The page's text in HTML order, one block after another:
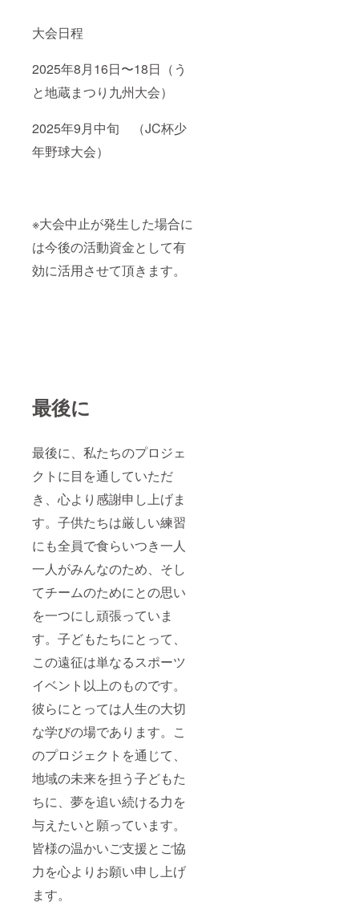
大会日程
2025年8月16日〜18日（う
と地蔵まつり九州大会）
2025年9月中旬 （JC杯少
年野球大会）
※大会中止が発生した場合に
は今後の活動資金として有
効に活用させて頂きます。
最後に
最後に、私たちのプロジェ
クトに目を通していただ
き、心より感謝申し上げま
す。子供たちは厳しい練習
にも全員で食らいつき一人
一人がみんなのため、そし
てチームのためにとの思い
を一つにし頑張っていま
す。子どもたちにとって、
この遠征は単なるスポーツ
イベント以上のものです。
彼らにとっては人生の大切
な学びの場であります。こ
のプロジェクトを通じて、
地域の未来を担う子どもた
ちに、夢を追い続ける力を
与えたいと願っています。
皆様の温かいご支援とご協
力を心よりお願い申し上げ
ます。